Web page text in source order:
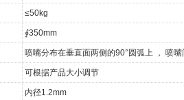
≤50kg
∮350mm
喷嘴分布在垂直面两侧的90°圆弧上 ， 喷
可根据产品大小调节
内径1.2mm